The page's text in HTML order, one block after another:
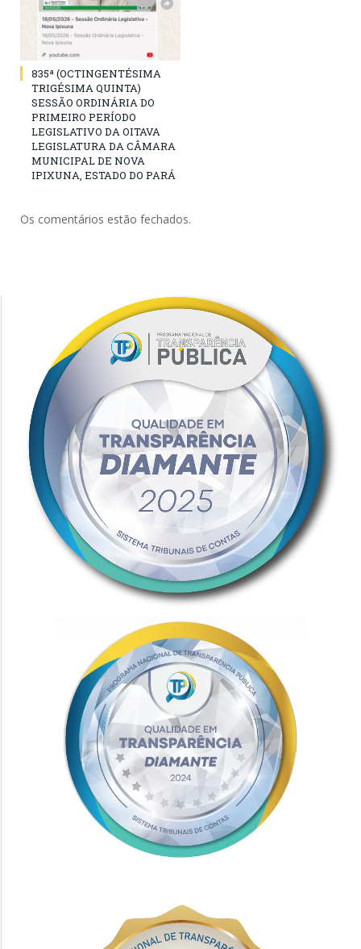
835ª (OCTINGENTÉSIMA
TRIGÉSIMA QUINTA)
SESSÃO ORDINÁRIA DO
PRIMEIRO PERÍODO
LEGISLATIVO DA OITAVA
LEGISLATURA DA CÂMARA
MUNICIPAL DE NOVA
IPIXUNA, ESTADO DO PARÁ
Os comentários estão fechados.